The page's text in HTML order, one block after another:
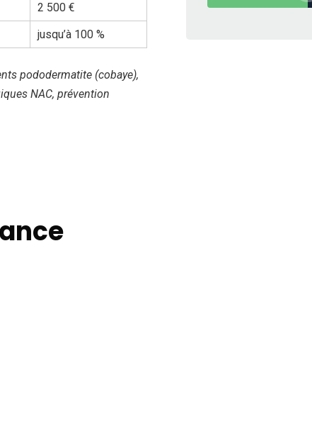
2 500 €
jusqu’à 100 %
pododermatite (cobaye),
NAC, prévention